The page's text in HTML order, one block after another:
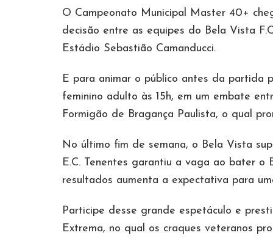
O Campeonato Municipal Master 40+
decisão entre as equipes do Bela Vista
Estádio Sebastião Camanducci.
E para animar o público antes da partida
feminino adulto às 15h, em um embate
Formigão de Bragança Paulista, o qual
No último fim de semana, o Bela Vista
E.C. Tenentes garantiu a vaga ao bater o
resultados aumenta a expectativa para
Participe desse grande espetáculo e
Extrema, no qual os craques veteranos